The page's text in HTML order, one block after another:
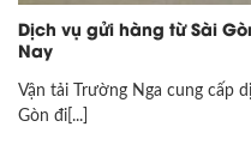
Dịch vụ gửi hàng từ Sài
Nay
Vận tải Trường Nga cung cấp
Gòn đi[...]